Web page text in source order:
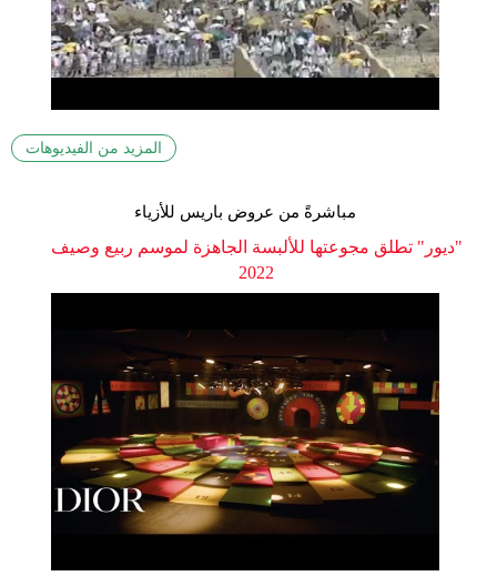
المزيد من الفيديوهات
مباشرةً من عروض باريس للأزياء
"ديور" تطلق مجوعتها للألبسة الجاهزة لموسم ربيع وصيف
2022